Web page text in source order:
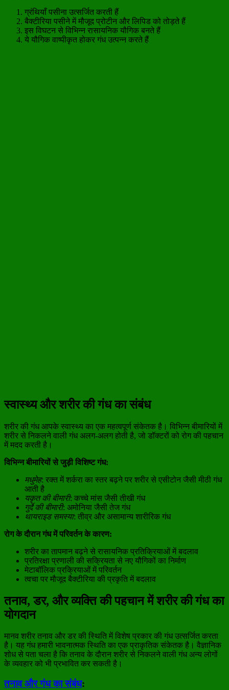
ग्रंथियाँ पसीना उत्सर्जित करती हैं
बैक्टीरिया पसीने में मौजूद प्रोटीन और लिपिड को तोड़ते हैं
इस विघटन से विभिन्न रासायनिक यौगिक बनते हैं
ये यौगिक वाष्पीकृत होकर गंध उत्पन्न करते हैं
स्वास्थ्य और शरीर की गंध का संबंध
शरीर की गंध आपके स्वास्थ्य का एक महत्वपूर्ण संकेतक है। विभिन्न बीमारियों में
शरीर से निकलने वाली गंध अलग-अलग होती है, जो डॉक्टरों को रोग की पहचान
में मदद करती है।
विभिन्न बीमारियों से जुड़ी विशिष्ट गंध:
मधुमेह: रक्त में शर्करा का स्तर बढ़ने पर शरीर से एसीटोन जैसी मीठी गंध
आती है
यकृत की बीमारी: कच्चे मांस जैसी तीखी गंध
गुर्दे की बीमारी: अमोनिया जैसी तेज गंध
थायराइड समस्या: तीव्र और असामान्य शारीरिक गंध
रोग के दौरान गंध में परिवर्तन के कारण:
शरीर का तापमान बढ़ने से रासायनिक प्रतिक्रियाओं में बदलाव
प्रतिरक्षा प्रणाली की सक्रियता से नए यौगिकों का निर्माण
मेटाबॉलिक प्रक्रियाओं में परिवर्तन
त्वचा पर मौजूद बैक्टीरिया की प्रकृति में बदलाव
तनाव, डर, और व्यक्ति की पहचान में शरीर की गंध का
योगदान
मानव शरीर तनाव और डर की स्थिति में विशेष प्रकार की गंध उत्सर्जित करता
है। यह गंध हमारी भावनात्मक स्थिति का एक प्राकृतिक संकेतक है। वैज्ञानिक
शोध से पता चला है कि तनाव के दौरान शरीर से निकलने वाली गंध अन्य लोगों
के व्यवहार को भी प्रभावित कर सकती है।
तनाव और गंध का संबंध: